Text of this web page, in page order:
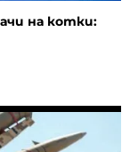
на котки: